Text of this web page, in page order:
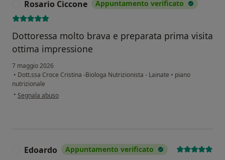
Rosario Ciccone Appuntamento verificato
Dottoressa molto brava e preparata prima visita
ottima impressione
7 maggio 2026
• Dott.ssa Croce Cristina -Biologa Nutrizionista - Lainate • piano
nutrizionale
• secondo l'opinione dell'utente Rosario Ciccone
Segnala abuso
Edoardo Appuntamento verificato